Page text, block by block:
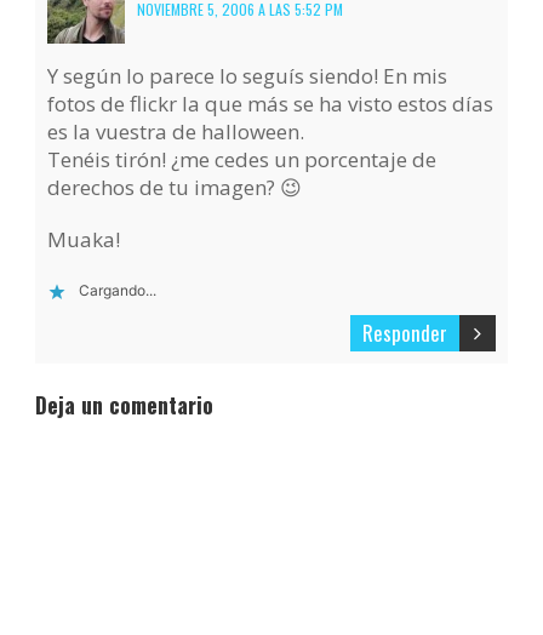
NOVIEMBRE 5, 2006 A LAS 5:52 PM
Y según lo parece lo seguís siendo! En mis
fotos de flickr la que más se ha visto estos días
es la vuestra de halloween.
Tenéis tirón! ¿me cedes un porcentaje de
derechos de tu imagen? 😉
Muaka!
Cargando...
Responder
Deja un comentario